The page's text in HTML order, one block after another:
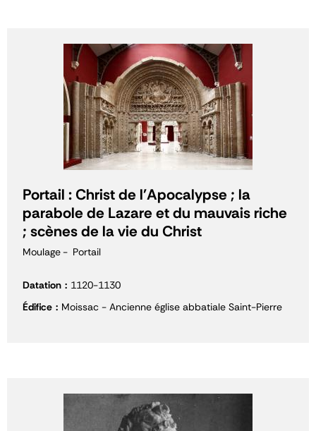
Portail : Christ de l'Apocalypse ; la
parabole de Lazare et du mauvais riche
; scènes de la vie du Christ
Moulage Portail
Datation
1120-1130
Édifice
Moissac - Ancienne église abbatiale Saint-Pierre